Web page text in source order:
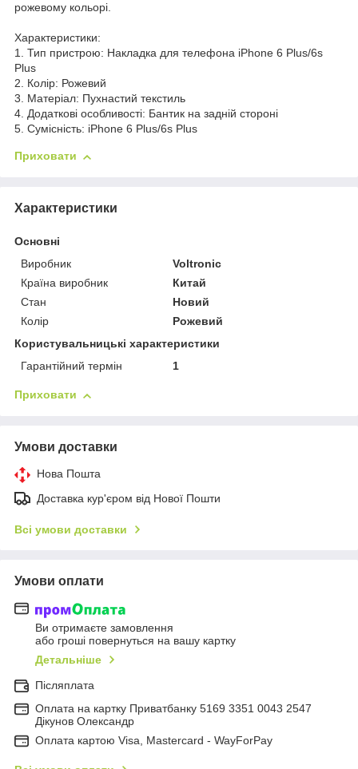
рожевому кольорі.
Характеристики:
1. Тип пристрою: Накладка для телефона iPhone 6 Plus/6s
Plus
2. Колір: Рожевий
3. Матеріал: Пухнастий текстиль
4. Додаткові особливості: Бантик на задній стороні
5. Сумісність: iPhone 6 Plus/6s Plus
Приховати
Характеристики
Основні
Виробник
Voltronic
Країна виробник
Китай
Стан
Новий
Колір
Рожевий
Користувальницькі характеристики
Гарантійний термін
1
Приховати
Умови доставки
Нова Пошта
Доставка кур'єром від Нової Пошти
Всі умови доставки
Умови оплати
Ви отримаєте замовлення
або гроші повернуться на вашу картку
Детальніше
Післяплата
Оплата на картку Приватбанку 5169 3351 0043 2547
Дікунов Олександр
Оплата картою Visa, Mastercard - WayForPay